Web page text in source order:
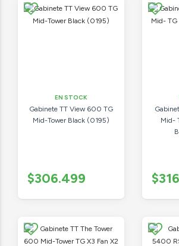
EN STOCK
Gabinete TT View 600 TG
Mid-Tower Black (0195)
$306.499
Mid-